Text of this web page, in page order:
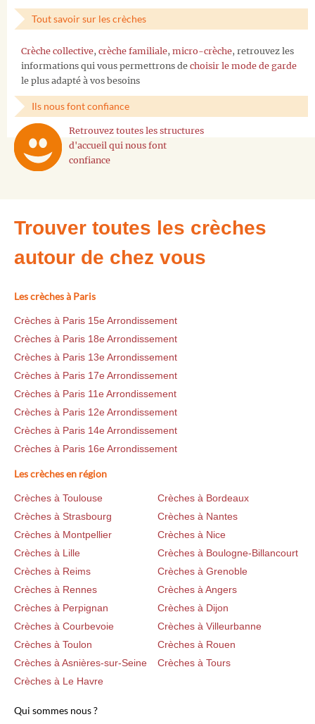
Tout savoir sur les crèches
Crèche collective, crèche familiale, micro-crèche, retrouvez les
informations qui vous permettrons de choisir le mode de garde
le plus adapté à vos besoins
Ils nous font confiance
Retrouvez toutes les structures
d'accueil qui nous font
confiance
Trouver toutes les crèches
autour de chez vous
Les crèches à Paris
Crèches à Paris 15e Arrondissement
Crèches à Paris 18e Arrondissement
Crèches à Paris 13e Arrondissement
Crèches à Paris 17e Arrondissement
Crèches à Paris 11e Arrondissement
Crèches à Paris 12e Arrondissement
Crèches à Paris 14e Arrondissement
Crèches à Paris 16e Arrondissement
Les crèches en région
Crèches à Toulouse
Crèches à Bordeaux
Crèches à Strasbourg
Crèches à Nantes
Crèches à Montpellier
Crèches à Nice
Crèches à Lille
Crèches à Boulogne-Billancourt
Crèches à Reims
Crèches à Grenoble
Crèches à Rennes
Crèches à Angers
Crèches à Perpignan
Crèches à Dijon
Crèches à Courbevoie
Crèches à Villeurbanne
Crèches à Toulon
Crèches à Rouen
Crèches à Asnières-sur-Seine
Crèches à Tours
Crèches à Le Havre
Qui sommes nous ?